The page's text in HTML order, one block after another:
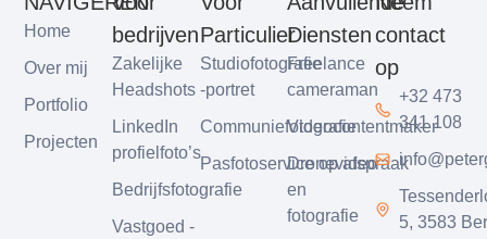
Home
Over mij
Portfolio
Projecten
bedrijven
Zakelijke
Headshots
LinkedIn
profielfoto’s
Bedrijfsfotografie
Vastgoed -
Particulier
Studiofotografie
-portret
Communiefotografie
Pasfotoservice op afspraak
Diensten
Freelance
cameraman
Videocontentmaker
Dronevideo
en
fotografie
contact
op
+32 473
341 108
5, 3583